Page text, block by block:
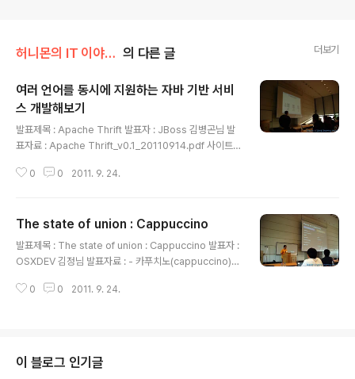
허니몬의 IT 이야기/프로그래머, '코드 엔지니어' 의 다른 글 더보기
여러 언어를 동시에 지원하는 자바 기반 서비
스 개발해보기
발표제목 : Apache Thrift 발표자 : JBoss 김병곤님 발
표자료 : Apache Thrift_v0.1_20110914.pdf 사이트 :
바 기반 서비스 개발하기 - 김병곤 JBoss IT System Ev
el -> Service Model Cloud Model : 장비도 싸고, 필
요에 따라서 리소스 등을 추가할 수 있게 되었다. 현대 IT S
ystem이 요구하는 속성 많아!! 아주 많아. Mission - 이
0 0 2011. 9. 24.
The state of union : Cappuccino
발표제목 : The state of union : Cappuccino 발표자 :
OSXDEV 김정님 발표자료 : - 카푸치노(cappuccino)
bjective-J) tutorial : http://cappuccino.org/learn/
appuccino Conference Cappuccino : http://capp
uccino.org/ 데스크탑 앱 수준의 웹 앱을 만들기 위한 프
0 0 2011. 9. 24.
이 블로그 인기글